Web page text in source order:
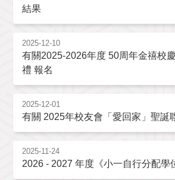
結果
2025-12-10
有關2025-2026年度 50周年金禧校
禮 報名
2025-12-01
有關 2025年校友會「愛回家」聖誕
2025-11-24
2026 - 2027 年度《小一自行分配學